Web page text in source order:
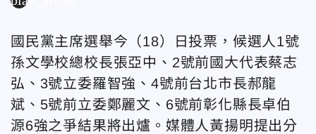
國民黨主席選舉今（18）日投票，候選人1號
孫文學校總校長張亞中、2號前國大代表蔡志
弘、3號立委羅智強、4號前台北市長郝龍
斌、5號前立委鄭麗文、6號前彰化縣長卓伯
源6強之爭結果將出爐。媒體人黃揚明提出分